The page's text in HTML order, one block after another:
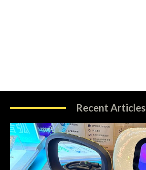
Recent Articles